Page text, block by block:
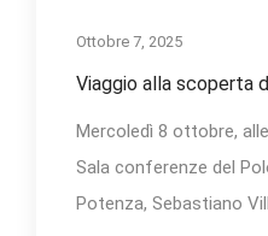
Ottobre 7, 2025
Viaggio alla scoperta
Mercoledì 8 ottobre,
Sala conferenze del
Potenza, Sebastiano